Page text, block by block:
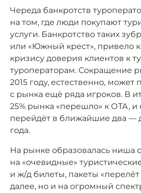
Череда банкротств
на том, где люди покупают
услуги. Банкротство таких
или «Южный крест», привело
кризису доверия клиентов к
туроператорам. Сокращение
2015 году, естественно, может
с рынка ещё ряда игроков. В
25% рынка «перешло» к ОТА, и
перейдёт в ближайшие два —
года.
На рынке образовалась ниша
на «очевидные»
и ж/д билеты, пакеты «перелёт
далее, но и на огромный